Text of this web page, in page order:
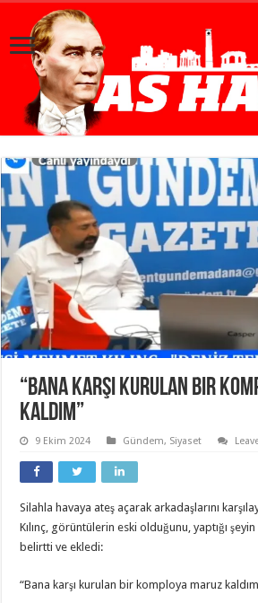
“Bana karşı kurulan bir
kaldım”
9 Ekim 2024 Gündem, Siyaset
Silahla havaya ateş açarak arkadaşlarını
Kılınç, görüntülerin eski olduğunu, yaptığı şeyin
belirtti ve ekledi:
“Bana karşı kurulan bir komploya maruz